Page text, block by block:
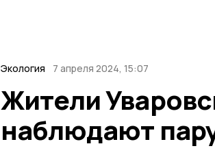
Экология 7 апреля 2024, 15:07
Жители
наблюдают